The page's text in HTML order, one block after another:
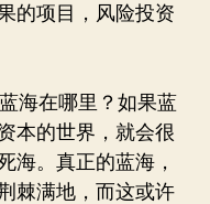
的项目，风险投资
海在哪里？如果蓝
本的世界，就会很
海。真正的蓝海，
棘满地，而这或许